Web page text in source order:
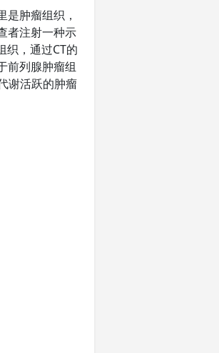
是肿瘤组织，
者注射一种示
织，通过CT的
前列腺肿瘤组
谢活跃的肿瘤